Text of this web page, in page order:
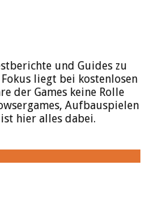
und Guides zu
liegt bei kostenlosen
der Games keine Rolle
Aufbauspielen
hier alles dabei.